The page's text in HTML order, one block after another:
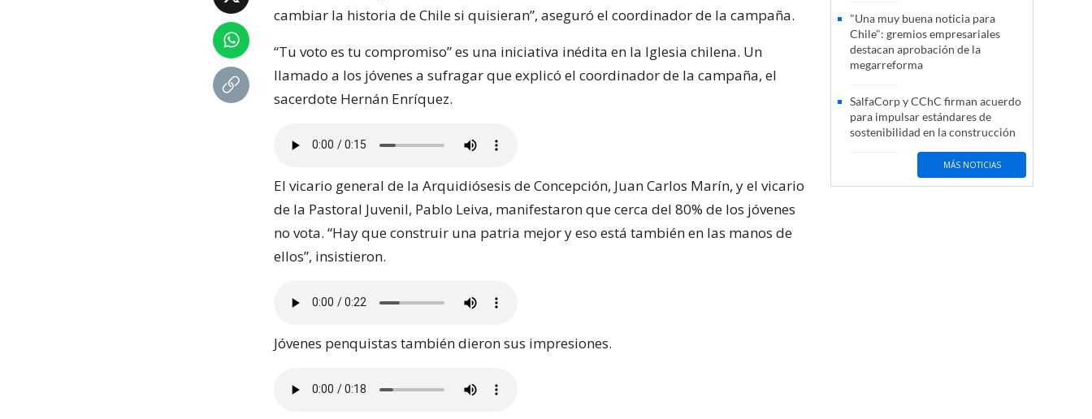
cambiar la historia de Chile si quisieran”, aseguró el coordinador de la campaña.
“Tu voto es tu compromiso” es una iniciativa inédita en la Iglesia chilena. Un
llamado a los jóvenes a sufragar que explicó el coordinador de la campaña, el
sacerdote Hernán Enríquez.
El vicario general de la Arquidiósesis de Concepción, Juan Carlos Marín, y el vicario
de la Pastoral Juvenil, Pablo Leiva, manifestaron que cerca del 80% de los jóvenes
no vota. “Hay que construir una patria mejor y eso está también en las manos de
ellos”, insistieron.
Jóvenes penquistas también dieron sus impresiones.
"Una muy buena noticia para
Chile": gremios empresariales
destacan aprobación de la
megarreforma
SalfaCorp y CChC firman acuerdo
para impulsar estándares de
sostenibilidad en la construcción
MÁS NOTICIAS